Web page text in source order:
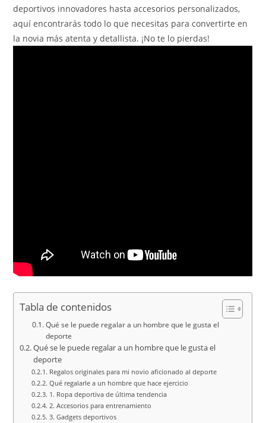
deportivos innovadores hasta accesorios personalizados,
aquí encontrarás todo lo que necesitas para convertirte en
la novia más atenta y detallista. ¡No te lo pierdas!
Tabla de contenidos
Qué se le puede regalar a un hombre que le gusta el
deporte
Qué se le puede regalar a un hombre que le gusta el
deporte
Regalos originales para mi novio aficionado al deporte
Qué regalarle a un hombre que hace ejercicio
1. Ropa deportiva de última tendencia
2. Accesorios para entrenamiento
3. Gadgets deportivos